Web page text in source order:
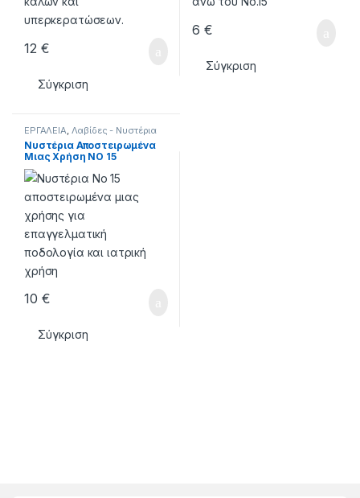
12 €
Σύγκριση
6 €
Σύγκριση
ΕΡΓΑΛΕΙΑ, Λαβίδες - Νυστέρια
Νυστέρια Αποστειρωμένα
Μιας Χρήση ΝΟ 15
10 €
Σύγκριση